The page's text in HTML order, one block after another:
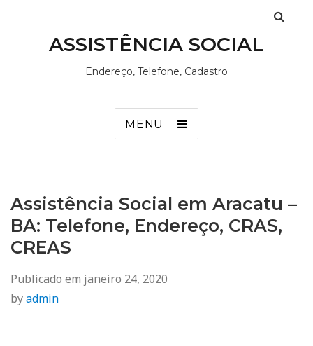
ASSISTÊNCIA SOCIAL
Endereço, Telefone, Cadastro
MENU
Assistência Social em Aracatu –
BA: Telefone, Endereço, CRAS,
CREAS
Publicado em janeiro 24, 2020
byadmin